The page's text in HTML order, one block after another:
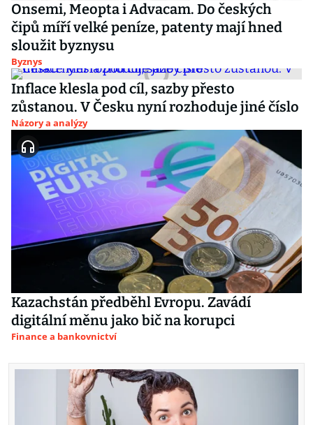
Onsemi, Meopta i Advacam. Do českých
čipů míří velké peníze, patenty mají hned
sloužit byznysu
Byznys
Inflace klesla pod cíl, sazby přesto
zůstanou. V Česku nyní rozhoduje jiné číslo
Názory a analýzy
Kazachstán předběhl Evropu. Zavádí
digitální měnu jako bič na korupci
Finance a bankovnictví